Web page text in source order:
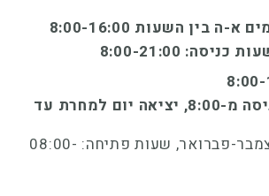
ה בין השעות 8:00-16:00
8:00-21:00
לינת קמפינג: כניסה מ-8:00, יציאה יום למחרת עד
בחודשי החורף דצמבר-פברואר, שעות פתיחה: 08:00-